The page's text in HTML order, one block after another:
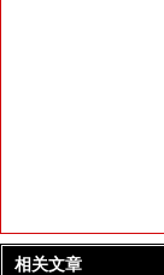
相关文章